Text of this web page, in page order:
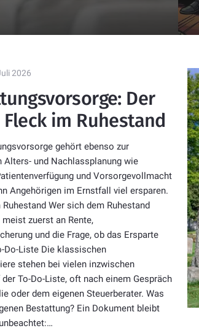
2026
Der
im Ruhestand
gehört ebenso zur
Alters- und Nachlassplanung wie
und Vorsorgevollmacht
Angehörigen im Ernstfall viel ersparen.
Ruhestand Wer sich dem Ruhestand
meist zuerst an Rente,
und die Frage, ob das Ersparte
Do-Liste Die klassischen
stehen bei vielen inzwischen
To-Do-Liste, oft nach einem Gespräch
oder dem eigenen Steuerberater. Was
Bestattung? Ein Dokument bleibt